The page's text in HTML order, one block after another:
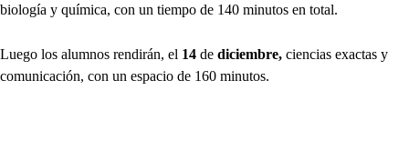
biología y química, con un tiempo de 140 minutos en total.
Luego los alumnos rendirán, el 14 de diciembre, ciencias exactas y
comunicación, con un espacio de 160 minutos.